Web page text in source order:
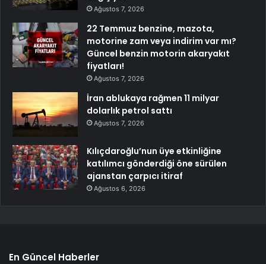
Ağustos 7, 2026
22 Temmuz benzine, mazota,
motorine zam veya indirim var mı?
Güncel benzin motorin akaryakıt
fiyatları!
Ağustos 7, 2026
İran ablukaya rağmen 11 milyar
dolarlık petrol sattı
Ağustos 7, 2026
Kılıçdaroğlu’nun üye etkinliğine
katılımcı gönderdiği öne sürülen
ajanstan çarpıcı itiraf
Ağustos 6, 2026
En Güncel Haberler